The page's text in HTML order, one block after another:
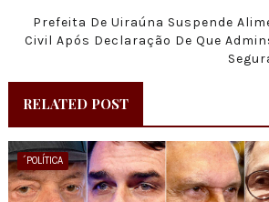
Prefeita De Uiraúna Suspende
Civil Após Declaração De Que
RELATED POST
´POLÍTICA